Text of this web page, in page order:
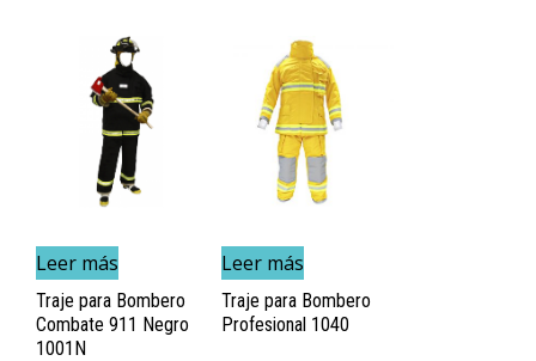
Leer más
Traje para Bombero
Combate 911 Negro
1001N
Leer más
Traje para Bombero
Profesional 1040